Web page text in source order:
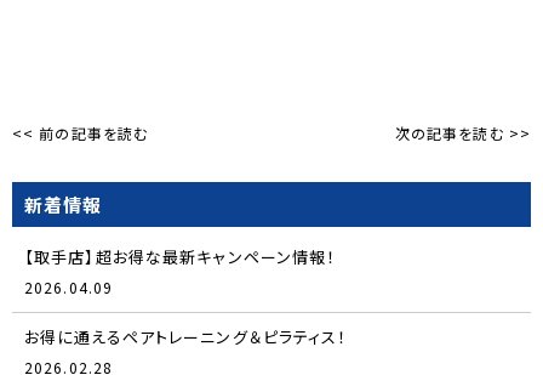
<< 前の記事を読む 次の記事を読む >>
新着情報
【取手店】超お得な最新キャンペーン情報！
2026.04.09
お得に通えるペアトレーニング＆ピラティス！
2026.02.28